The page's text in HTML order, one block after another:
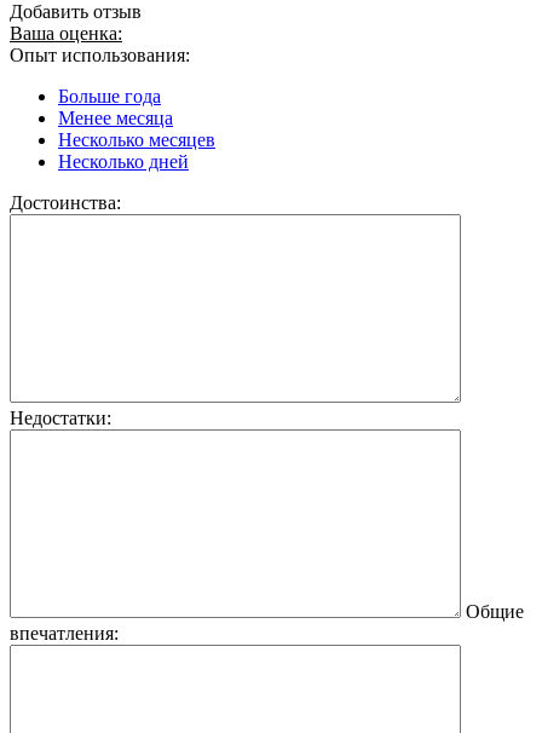
Добавить отзыв
Ваша оценка:
Опыт использования:
Больше года
Менее месяца
Несколько месяцев
Несколько дней
Достоинства:
Недостатки:
Общие
впечатления: